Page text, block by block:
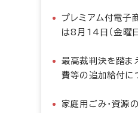
プレミアム付電子
は8月14日（金曜
最高裁判決を踏ま
費等の追加給付に
家庭用ごみ・資源